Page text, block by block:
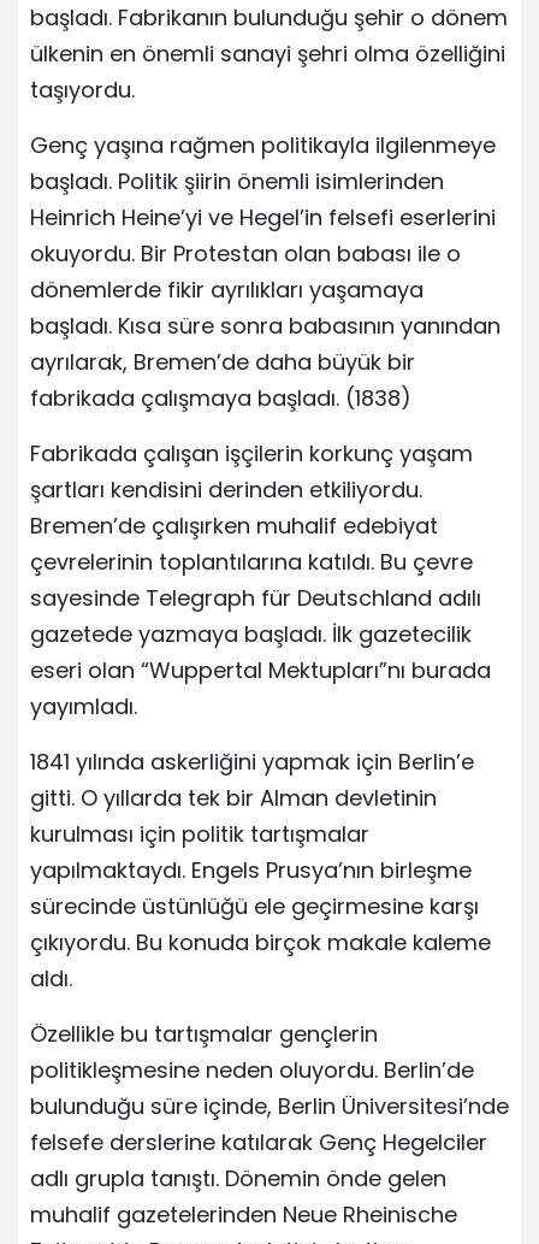
başladı. Fabrikanın bulunduğu şehir o dönem
ülkenin en önemli sanayi şehri olma özelliğini
taşıyordu.
Genç yaşına rağmen politikayla ilgilenmeye
başladı. Politik şiirin önemli isimlerinden
Heinrich Heine’yi ve Hegel’in felsefi eserlerini
okuyordu. Bir Protestan olan babası ile o
dönemlerde fikir ayrılıkları yaşamaya
başladı. Kısa süre sonra babasının yanından
ayrılarak, Bremen’de daha büyük bir
fabrikada çalışmaya başladı. (1838)
Fabrikada çalışan işçilerin korkunç yaşam
şartları kendisini derinden etkiliyordu.
Bremen’de çalışırken muhalif edebiyat
çevrelerinin toplantılarına katıldı. Bu çevre
sayesinde Telegraph für Deutschland adılı
gazetede yazmaya başladı. İlk gazetecilik
eseri olan “Wuppertal Mektupları”nı burada
yayımladı.
1841 yılında askerliğini yapmak için Berlin’e
gitti. O yıllarda tek bir Alman devletinin
kurulması için politik tartışmalar
yapılmaktaydı. Engels Prusya’nın birleşme
sürecinde üstünlüğü ele geçirmesine karşı
çıkıyordu. Bu konuda birçok makale kaleme
aldı.
Özellikle bu tartışmalar gençlerin
politikleşmesine neden oluyordu. Berlin’de
bulunduğu süre içinde, Berlin Üniversitesi’nde
felsefe derslerine katılarak Genç Hegelciler
adlı grupla tanıştı. Dönemin önde gelen
muhalif gazetelerinden Neue Rheinische